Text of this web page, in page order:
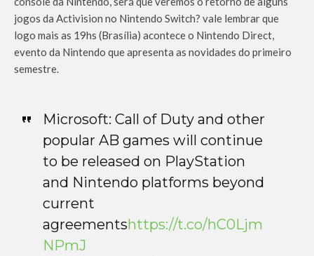
jogos da Activision no Nintendo Switch? vale lembrar que
logo mais as 19hs (Brasília) acontece o Nintendo Direct,
evento da Nintendo que apresenta as novidades do primeiro
semestre.
Microsoft: Call of Duty and other
popular AB games will continue
to be released on PlayStation
and Nintendo platforms beyond
current
agreementshttps://t.co/hC0Ljm
NPmJ